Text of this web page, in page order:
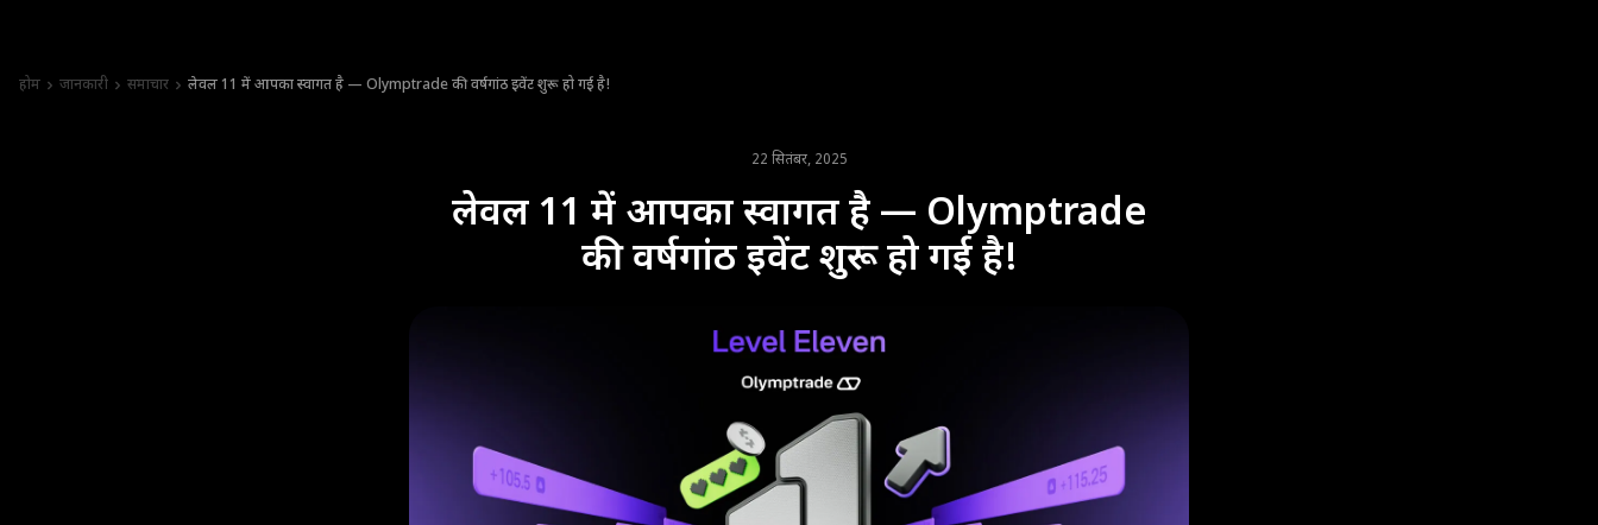
होम जानकारी समाचार लेवल 11 में आपका स्वागत है — Olymptrade की वर्षगांठ इवेंट शुरू हो गई है!
22 सितंबर, 2025
लेवल 11 में आपका स्वागत है — Olymptrade
की वर्षगांठ इवेंट शुरू हो गई है!